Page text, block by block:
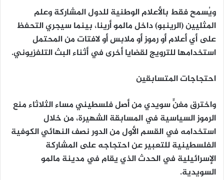
ويُسمح فقط بالأعلام الوطنية للدول المشاركة وعلم
المثليين (الرينبو) داخل مالمو أرينا، بينما سيجري التحفظ
على أي أعلام أو رموز أو ملابس أو لافتات من المحتمل
استخدامها للترويج لقضايا أخرى في أثناء البث التلفزيوني.
احتجاجات المتسابقين
واخترق مغنٍّ سويدي من أصل فلسطيني مساء الثلاثاء منع
الرموز السياسية في المسابقة الشهيرة، من خلال
استخدامه في القسم الأول من الدور نصف النهائي الكوفية
الفلسطينية للتعبير عن احتجاجه على المشاركة
الإسرائيلية في الحدث الذي يقام في مدينة مالمو
السويدية.